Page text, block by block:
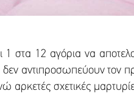
1 στα 12 αγόρια να
αντιπροσωπεύουν τον
σχετικές